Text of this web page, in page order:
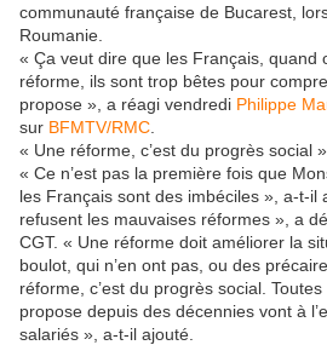
communauté française de Bucarest,
Roumanie.
« Ça veut dire que les Français, quand
réforme, ils sont trop bêtes pour
propose », a réagi vendredi Philippe
sur BFMTV/RMC
« Une réforme, c’est du progrès social »
« Ce n’est pas la première fois que
les Français sont des imbéciles », a-t-il
refusent les mauvaises réformes », a
CGT. « Une réforme doit améliorer la
boulot, qui n’en ont pas, ou des
réforme, c’est du progrès social.
propose depuis des décennies vont à
salariés », a-t-il ajouté.